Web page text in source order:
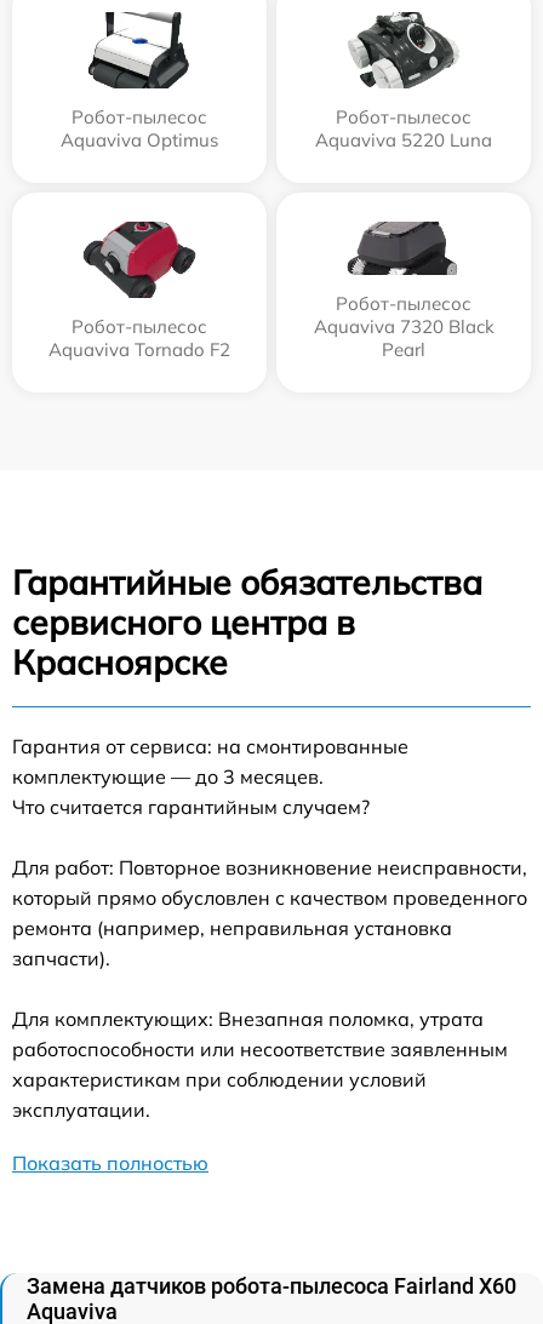
Робот-пылесос
Aquaviva Optimus
Робот-пылесос
Aquaviva 5220 Luna
Робот-пылесос
Aquaviva Tornado F2
Робот-пылесос
Aquaviva 7320 Black
Pearl
Гарантийные обязательства
сервисного центра в
Красноярске
Гарантия от сервиса: на смонтированные
комплектующие — до 3 месяцев.
Что считается гарантийным случаем?
Для работ: Повторное возникновение неисправности,
который прямо обусловлен с качеством проведенного
ремонта (например, неправильная установка
запчасти).
Для комплектующих: Внезапная поломка, утрата
работоспособности или несоответствие заявленным
характеристикам при соблюдении условий
эксплуатации.
Показать полностью
Замена датчиков робота-пылесоса Fairland X60
Aquaviva